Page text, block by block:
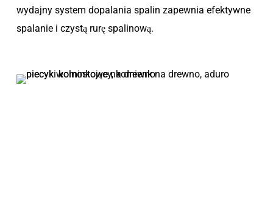
wydajny system dopalania spalin zapewnia efektywne
spalanie i czystą rurę spalinową.